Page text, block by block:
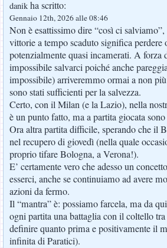
danik ha scritto:
Gennaio 12th, 2026 alle 08:46
Non è esattissimo dire “così ci
vittorie a tempo scaduto significa perdere
potenzialmente quasi incamerati. A forza
impossibile salvarci poiché anche
impossibile) arriveremmo ormai a non
sono stati sufficienti per la salvezza.
Certo, con il Milan (e la Lazio), nella
è un punto fatto, ma a partita giocata
Ora altra partita difficile, sperando che il
nel recupero di giovedì (nella quale
proprio tifare Bologna, a Verona!).
E’ certamente vero che adesso un
esserci, anche se continuiamo ad avere
azioni da fermo.
Il “mantra” è: possiamo farcela, ma da
ogni partita una battaglia con il coltello
definire quanto prima e positivamente il
infinita di Paratici).